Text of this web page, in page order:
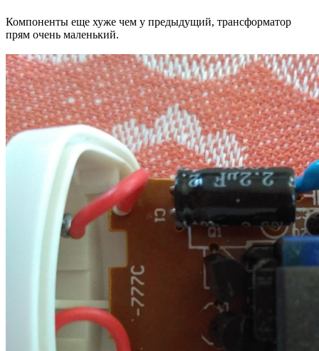
Компоненты еще хуже чем у предыдущий, трансформатор
прям очень маленький.